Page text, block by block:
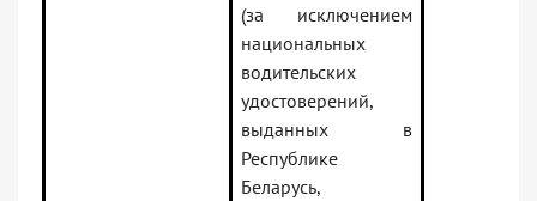
(за исключением
национальных
водительских
удостоверений,
выданных в
Республике
Беларусь,